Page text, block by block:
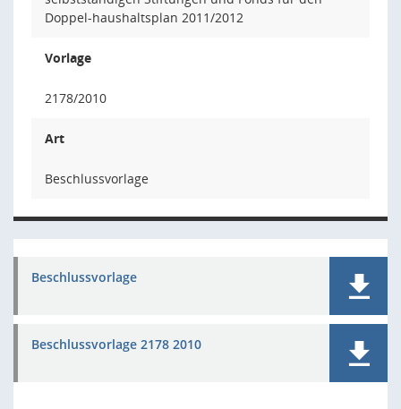
Doppel-haushaltsplan 2011/2012
Vorlage
2178/2010
Art
Beschlussvorlage
Beschlussvorlage
Beschlussvorlage 2178 2010